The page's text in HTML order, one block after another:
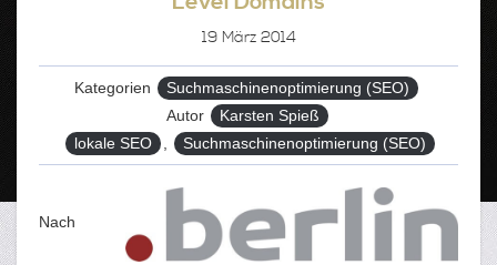
19 März 2014
Kategorien
Suchmaschinenoptimierung (SEO)
Autor
Karsten Spieß
Tags
lokale SEO Suchmaschinenoptimierung (SEO)
Nach